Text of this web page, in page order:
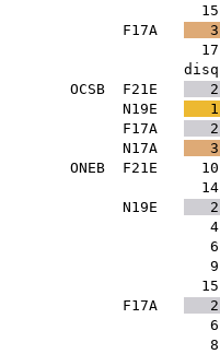
15
F17A
3
17
disq
OCSB F21E 2
N19E
1
F17A
2
N17A
3
ONEB F21E 10
14
N19E
2
4
6
9
15
F17A
2
6
8